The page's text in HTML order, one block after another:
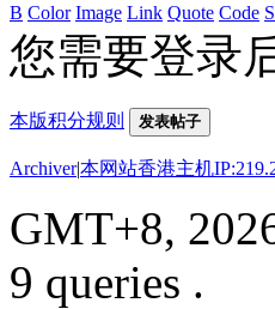
B Color Image Link Quote Code
您需要登录
本版积分规则 发表帖子
Archiver|本网站香港主机
GMT+8,
9 queries .